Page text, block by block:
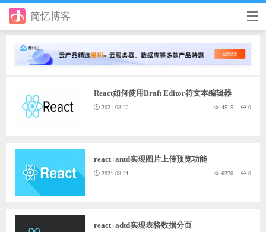
简忆博客
首页
前端
日记
其它
在线工具
优秀个人博客
React如何使用Braft Editor符文本编辑器
2021-08-22 4515 0
react+antd实现图片上传预览功能
2021-08-21 6370 0
react+adtd实现表格数据分页